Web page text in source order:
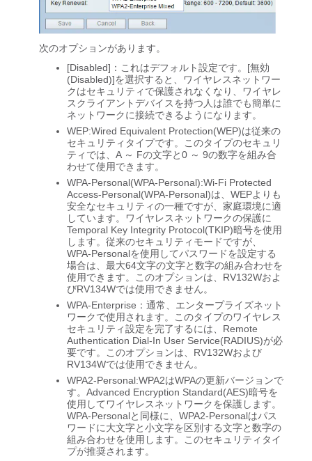
次のオプションがあります。
[Disabled]：これはデフォルト設定です。[無効
(Disabled)]を選択すると、ワイヤレスネットワー
クはセキュリティで保護されなくなり、ワイヤレ
スクライアントデバイスを持つ人は誰でも簡単に
ネットワークに接続できるようになります。
WEP:Wired Equivalent Protection(WEP)は従来の
セキュリティタイプです。このタイプのセキュリ
ティでは、A ～ Fの文字と0 ～ 9の数字を組み合
わせて使用できます。
WPA-Personal(WPA-Personal):Wi-Fi Protected
Access-Personal(WPA-Personal)は、WEPよりも
安全なセキュリティの一種ですが、家庭環境に適
しています。ワイヤレスネットワークの保護に
Temporal Key Integrity Protocol(TKIP)暗号を使用
します。従来のセキュリティモードですが、
WPA-Personalを使用してパスワードを設定する
場合は、最大64文字の文字と数字の組み合わせを
使用できます。このオプションは、RV132Wおよ
びRV134Wでは使用できません。
WPA-Enterprise：通常、エンタープライズネット
ワークで使用されます。このタイプのワイヤレス
セキュリティ設定を完了するには、Remote
Authentication Dial-In User Service(RADIUS)が必
要です。このオプションは、RV132Wおよび
RV134Wでは使用できません。
WPA2-Personal:WPA2はWPAの更新バージョンで
す。Advanced Encryption Standard(AES)暗号を
使用してワイヤレスネットワークを保護します。
WPA-Personalと同様に、WPA2-Personalはパス
ワードに大文字と小文字を区別する文字と数字の
組み合わせを使用します。このセキュリティタイ
プが推奨されます。